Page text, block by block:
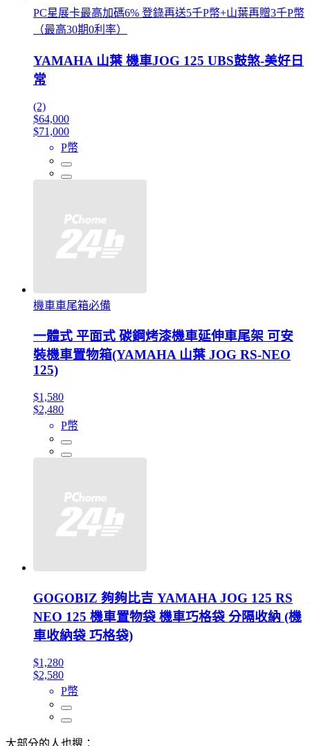
PC星展卡最高加碼6% 登錄再送5千P幣+山葉再贈3千P幣
（最高30期0利率）
YAMAHA 山葉 機車JOG 125 UBS鼓煞-美好日
常
(2)
$64,000
$71,000
P幣
機車車尾箱必備
一體式 平面式 碳鋼烤漆機車延伸車尾架 可安
裝機車置物箱(YAMAHA 山葉 JOG RS-NEO
125)
$1,580
$2,480
P幣
GOGOBIZ 夠夠比吉 YAMAHA JOG 125 RS
NEO 125 機車置物袋 機車巧格袋 分隔收納 (機
車收納袋 巧格袋)
$1,280
$2,580
P幣
大部分的人也搜：